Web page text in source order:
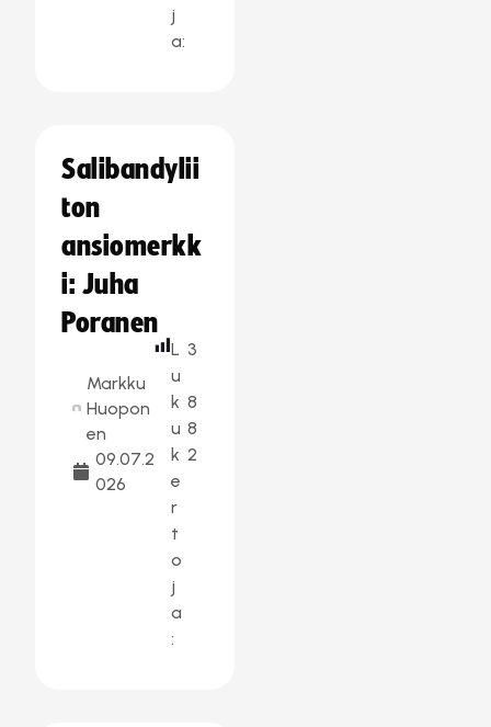
j
a:
Salibandylii
ton
ansiomerkk
i: Juha
Poranen
Markku
Huopon
en
09.07.2
026
L
u
k
u
k
e
r
t
o
j
a
:
3
8
8
2